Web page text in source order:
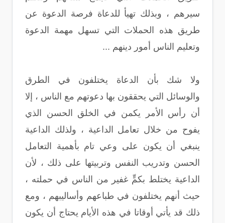
سيرهم ، وبذلك تهيأ للدعاة فرصة الدعوة عن
طريق هذه الحملات التي تسهل مهمة الدعوة
وتعليم الناس أمور دينهم ...
ولا شك بأن الدعاة يختلفون في الطرق
والوسائل التي يحققون بها دعوتهم مع الناس ، إلا
أن رأس الأمر يكمن في الخلق الحسن الذي
يفوح من خلال تعامل الداعية ، ولذلك الداعية
ينبغي أن يكون على وعي تام بأهمية التعامل
الحسن وتدريب النفس وتربيتها على ذلك ، لأن
الداعية يختلط بكمٍّ غفير من الناس في حملته ،
حيث أنهم يختلفون في طباعهم وأساليبهم ، ومع
ذلك قد يأتي أوقاتا في هذه الأيام يحتاج أن يكون